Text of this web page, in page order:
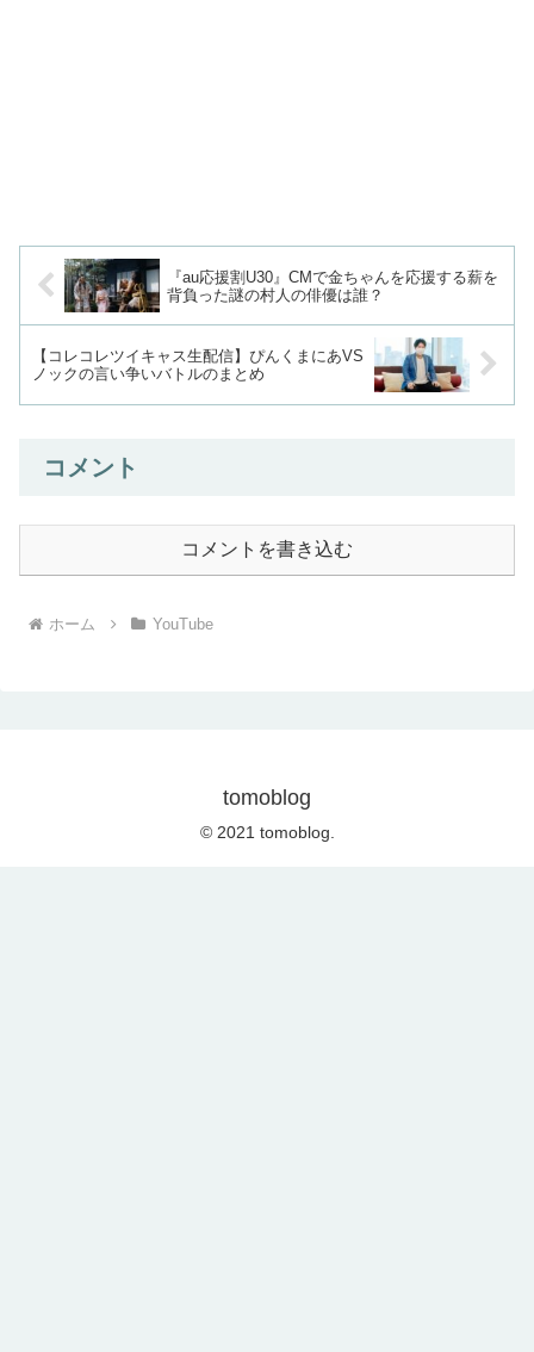
『au応援割U30』CMで金ちゃんを応援する薪を
背負った謎の村人の俳優は誰？
【コレコレツイキャス生配信】ぴんくまにあVS
ノックの言い争いバトルのまとめ
コメント
コメントを書き込む
ホーム YouTube
tomoblog
© 2021 tomoblog.